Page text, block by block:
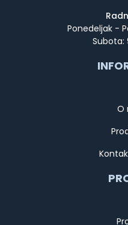
Ponedeljak -
Subota:
O